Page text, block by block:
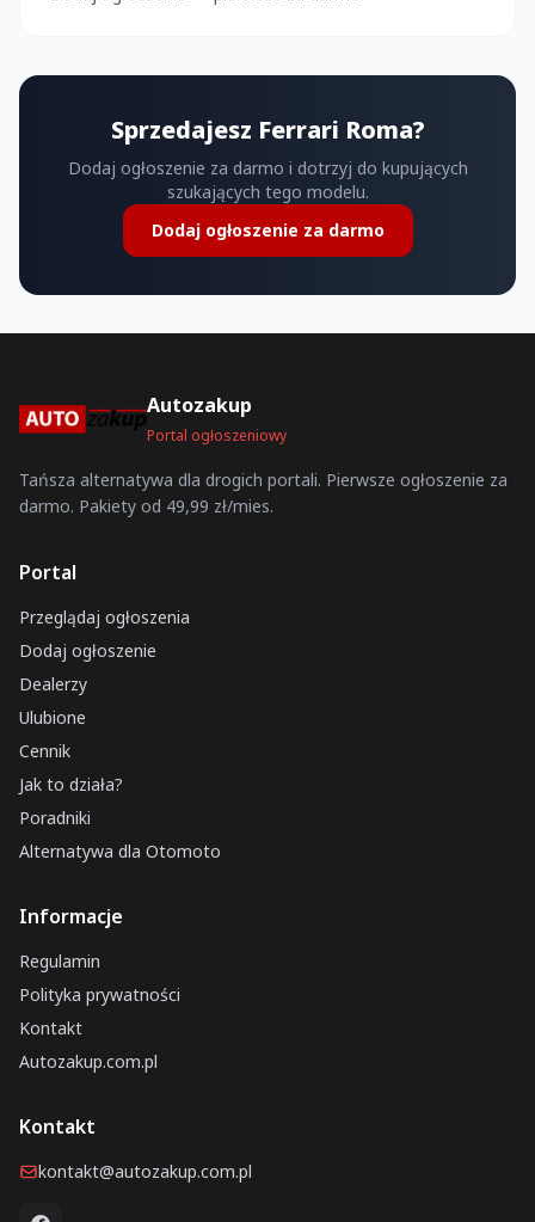
Sprzedajesz Ferrari Roma?
Dodaj ogłoszenie za darmo i dotrzyj do kupujących
szukających tego modelu.
Dodaj ogłoszenie za darmo
Autozakup
Portal ogłoszeniowy
Tańsza alternatywa dla drogich portali. Pierwsze ogłoszenie za
darmo. Pakiety od 49,99 zł/mies.
Portal
Przeglądaj ogłoszenia
Dodaj ogłoszenie
Dealerzy
Ulubione
Cennik
Jak to działa?
Poradniki
Alternatywa dla Otomoto
Informacje
Regulamin
Polityka prywatności
Kontakt
Autozakup.com.pl
Kontakt
kontakt@autozakup.com.pl